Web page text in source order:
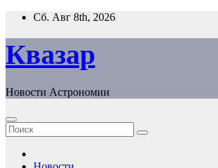
Перейти
содержанию
Сб. Авг 8th, 2026
Квазар
Новости Астрономии